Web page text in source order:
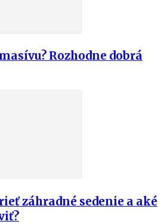
Rozhodne dobrá
záhradné sedenie a aké